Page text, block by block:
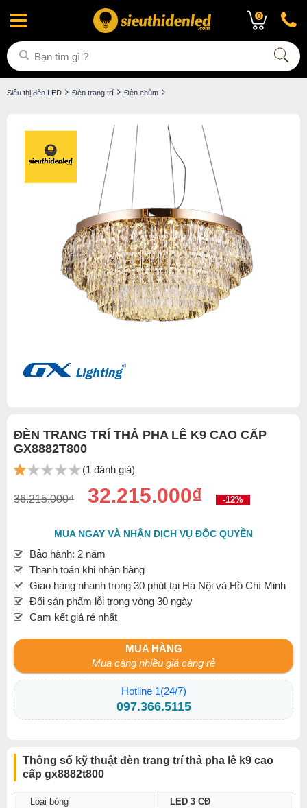
0
Siêu thị đèn LED Đèn trang trí Đèn chùm
ĐÈN TRANG TRÍ THẢ PHA LÊ K9 CAO CẤP
GX8882T800
(1 đánh giá)
36.215.000₫ 32.215.000₫ -12%
MUA NGAY VÀ NHẬN DỊCH VỤ ĐỘC QUYỀN
Bảo hành: 2 năm
Thanh toán khi nhận hàng
Giao hàng nhanh trong 30 phút tại Hà Nội và Hồ Chí Minh
Đổi sản phẩm lỗi trong vòng 30 ngày
Cam kết giá rẻ nhất
MUA HÀNG
Mua càng nhiều giá càng rẻ
Hotline 1(24/7)
097.366.5115
Thông số kỹ thuật đèn trang trí thả pha lê k9 cao
cấp gx8882t800
Loại bóng
LED 3 CĐ